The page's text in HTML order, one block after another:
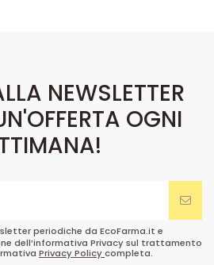
NEWSLETTER
OGNI
periodiche da EcoFarma.it e
dell’informativa Privacy sul trattamento
Privacy Policycompleta.